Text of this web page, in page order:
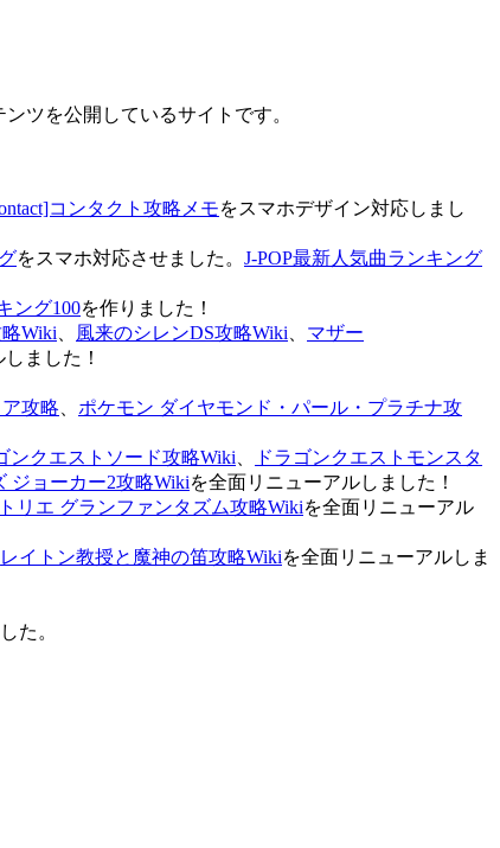
ツを公開しているサイトです。
コンタクト攻略メモをスマホデザイン対応しまし
をスマホ対応させました。 J-POP最新人気曲ランキング
ング100を作りました！
Wiki 風来のシレンDS攻略Wiki
マザー
ました！
攻略
ポケモン ダイヤモンド・パール・プラチナ攻
ンクエストソード攻略Wiki
ドラゴンクエストモンスタ
ジョーカー2攻略Wikiを全面リニューアルしました！
リエ グランファンタズム攻略Wikiを全面リニューアル
レイトン教授と魔神の笛攻略Wikiを全面リニューアルしま
た。